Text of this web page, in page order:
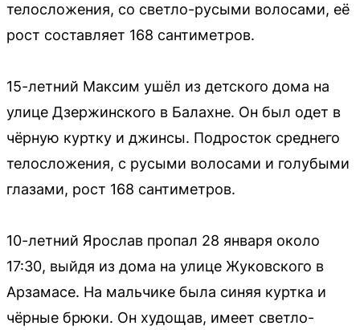
телосложения, со светло-русыми волосами, её
рост составляет 168 сантиметров.
15-летний Максим ушёл из детского дома на
улице Дзержинского в Балахне. Он был одет в
чёрную куртку и джинсы. Подросток среднего
телосложения, с русыми волосами и голубыми
глазами, рост 168 сантиметров.
10-летний Ярослав пропал 28 января около
17:30, выйдя из дома на улице Жуковского в
Арзамасе. На мальчике была синяя куртка и
чёрные брюки. Он худощав, имеет светло-